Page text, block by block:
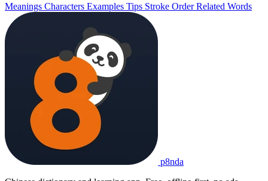
Meanings Characters Examples Tips Stroke OrderRelated Words
p8nda